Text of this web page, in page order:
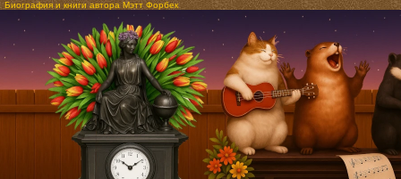
Биография и книги автора Мэтт Форбек